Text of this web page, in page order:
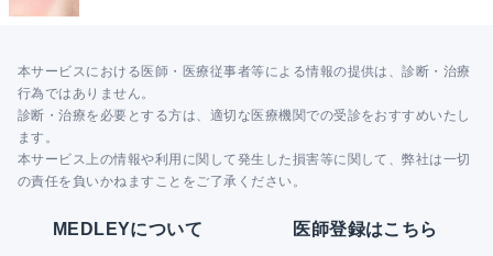
本サービスにおける医師・医療従事者等による情報の提供は、診断・治療
行為ではありません。
診断・治療を必要とする方は、適切な医療機関での受診をおすすめいたし
ます。
本サービス上の情報や利用に関して発生した損害等に関して、弊社は一切
の責任を負いかねますことをご了承ください。
MEDLEYについて 医師登録はこちら